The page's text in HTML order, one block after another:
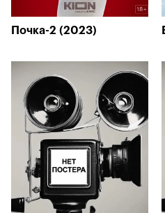
Почка-2 (2023)